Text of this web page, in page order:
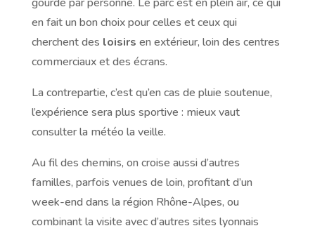
en fait un bon choix pour celles et ceux qui
cherchent des loisirs en extérieur, loin des centres
commerciaux et des écrans.
La contrepartie, c’est qu’en cas de pluie soutenue,
l’expérience sera plus sportive : mieux vaut
consulter la météo la veille.
Au fil des chemins, on croise aussi d’autres
familles, parfois venues de loin, profitant d’un
week-end dans la région Rhône-Alpes, ou
combinant la visite avec d’autres sites lyonnais